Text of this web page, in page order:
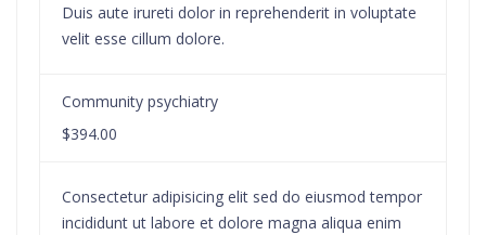
Duis aute irureti dolor in reprehenderit in voluptate
velit esse cillum dolore.
Community psychiatry
$394.00
Consectetur adipisicing elit sed do eiusmod tempor
incididunt ut labore et dolore magna aliqua enim